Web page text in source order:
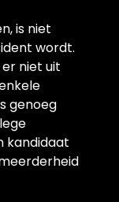
is niet
wordt.
niet uit
genoeg
kandidaat